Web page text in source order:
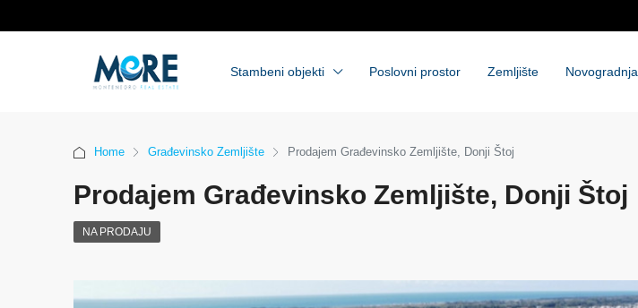
Stambeni objekti Poslovni prostor Zemljište Novogradnja
Home Građevinsko Zemljište Prodajem Građevinsko Zemljište, Donji Štoj
Prodajem Građevinsko Zemljište, Donji Štoj
NA PRODAJU